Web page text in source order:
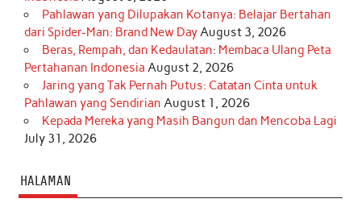
Pahlawan yang Dilupakan Kotanya: Belajar Bertahan
dari Spider-Man: Brand New DayAugust 3, 2026
Beras, Rempah, dan Kedaulatan: Membaca Ulang Peta
Pertahanan Indonesia August 2, 2026
Jaring yang Tak Pernah Putus: Catatan Cinta untuk
Pahlawan yang Sendirian August 1, 2026
Kepada Mereka yang Masih Bangun dan Mencoba Lagi
July 31, 2026
HALAMAN